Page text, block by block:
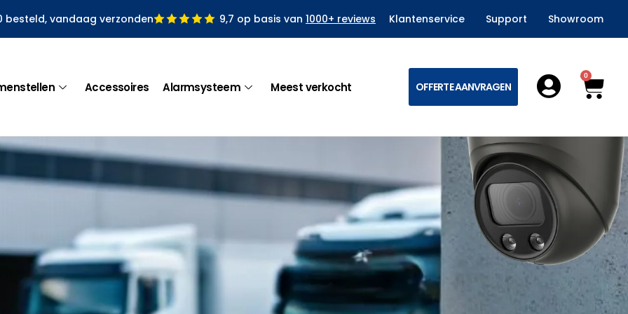
besteld, vandaag verzonden 9,7 op basis van 1000+ reviews Klantenservice Support Showroom
Accessoires Alarmsysteem Meest verkocht OFFERTE AANVRAGEN
0